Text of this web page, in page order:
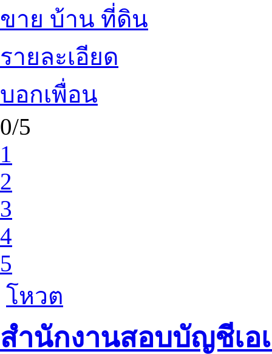
ขาย บ้าน ที่ดิน
รายละเอียด
บอกเพื่อน
0/5
1
2
3
4
5
โหวต
สำนักงานสอบบัญชีเอ